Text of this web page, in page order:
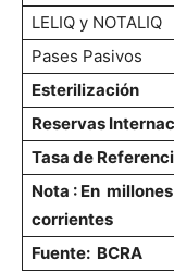
LELIQ y NOTALIQ
Pases Pasivos
Esterilización
Reservas
Tasa de
Nota : En
corrientes
Fuente: BCRA